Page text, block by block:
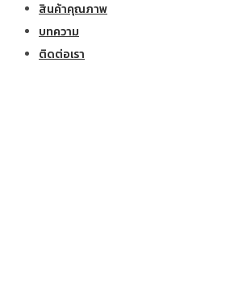
สินค้าคุณภาพ
บทความ
ติดต่อเรา